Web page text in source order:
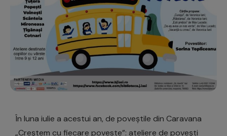
În luna iulie a acestui an, de poveștile din Caravana
„Creștem cu fiecare poveste”: ateliere de povești